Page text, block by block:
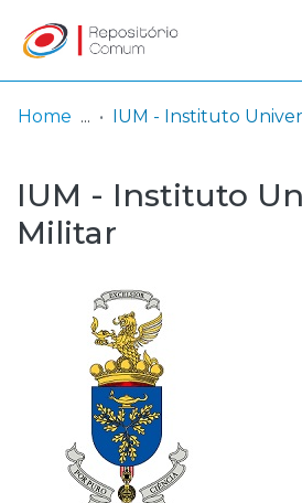
& Collections
Browse repository
Log
In
(current)
Home
IUM - Instituto
Militar